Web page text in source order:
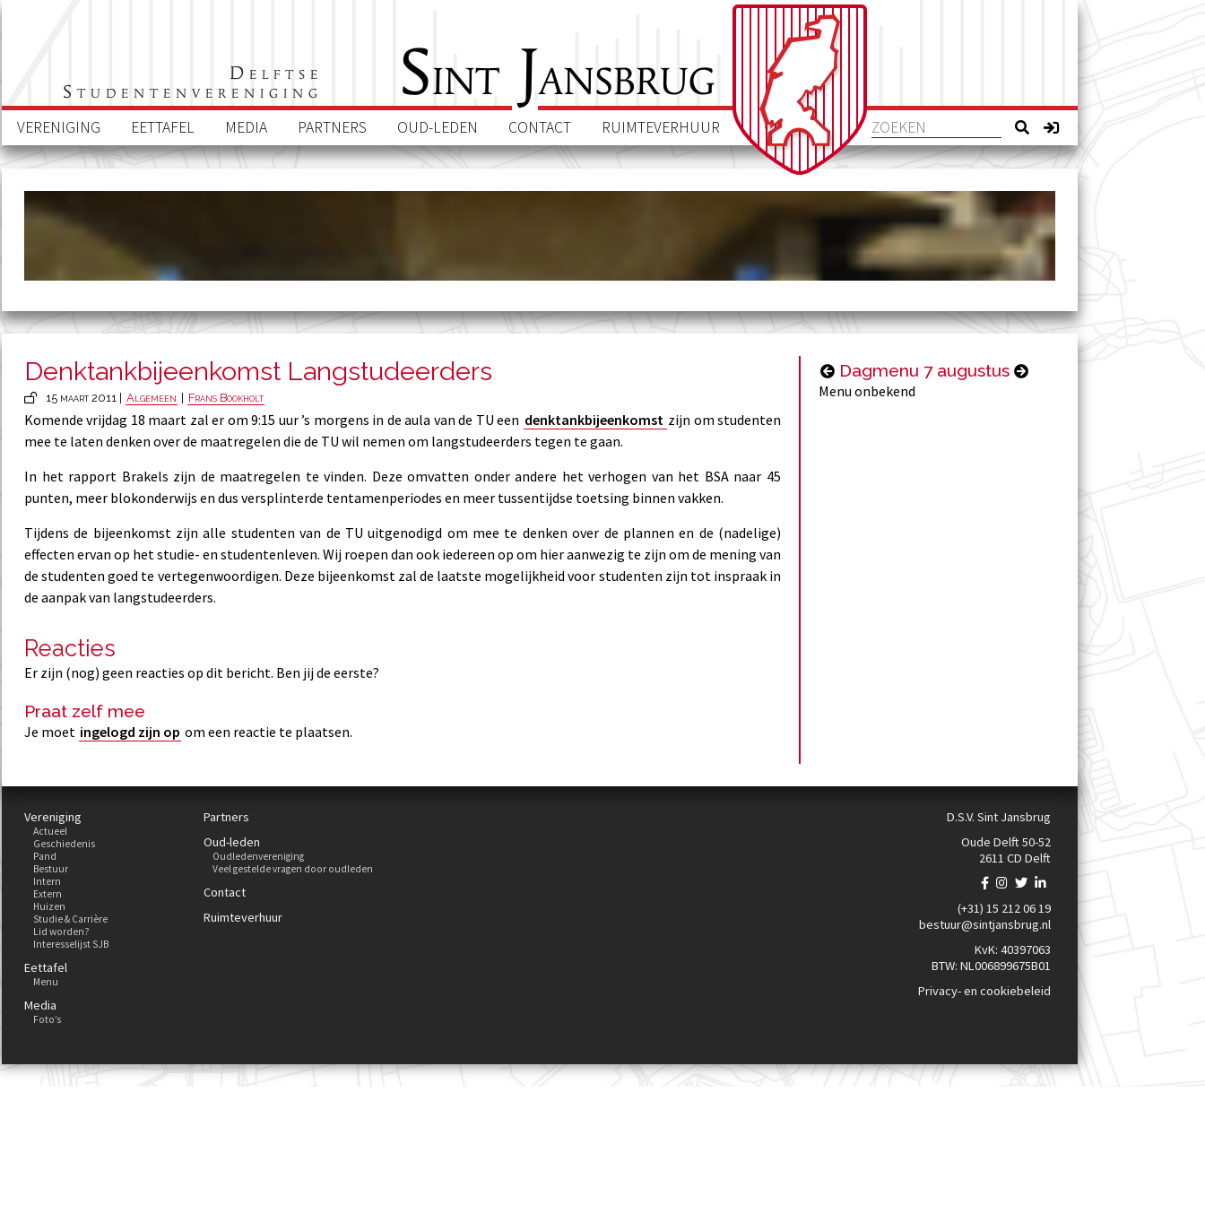
Delftse
Studentenvereniging
Sint Jansbrug
VERENIGING EETTAFEL MEDIA PARTNERS OUD-LEDEN CONTACT RUIMTEVERHUUR
Denktankbijeenkomst Langstudeerders
15 maart 2011 | Algemeen Frans Bookholt
Komende vrijdag 18 maart zal er om 9:15 uur ’s morgens in de aula van de TU een denktankbijeenkomst zijn om studenten
mee te laten denken over de maatregelen die de TU wil nemen om langstudeerders tegen te gaan.
In het rapport Brakels zijn de maatregelen te vinden. Deze omvatten onder andere het verhogen van het BSA naar 45
punten, meer blokonderwijs en dus versplinterde tentamenperiodes en meer tussentijdse toetsing binnen vakken.
Tijdens de bijeenkomst zijn alle studenten van de TU uitgenodigd om mee te denken over de plannen en de (nadelige)
effecten ervan op het studie- en studentenleven. Wij roepen dan ook iedereen op om hier aanwezig te zijn om de mening van
de studenten goed te vertegenwoordigen. Deze bijeenkomst zal de laatste mogelijkheid voor studenten zijn tot inspraak in
de aanpak van langstudeerders.
Reacties
Er zijn (nog) geen reacties op dit bericht. Ben jij de eerste?
Praat zelf mee
Je moet ingelogd zijn op om een reactie te plaatsen.
Dagmenu 7 augustus
Menu onbekend
Vereniging
Actueel
Geschiedenis
Pand
Bestuur
Intern
Extern
Huizen
Studie & Carrière
Lid worden?
Interesselijst SJB
Eettafel
Menu
Media
Foto’s
Partners
Oud-leden
Oudledenvereniging
Veel gestelde vragen door oudleden
Contact
Ruimteverhuur
D.S.V. Sint Jansbrug
Oude Delft 50-52
2611 CD Delft
(+31) 15 212 06 19
bestuur@sintjansbrug.nl
KvK: 40397063
BTW: NL006899675B01
Privacy- en cookiebeleid